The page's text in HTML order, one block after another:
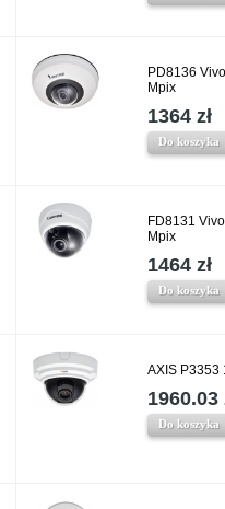
PD8136
Mpix
1364 zł
Do koszyka
FD8131
Mpix
1464 zł
Do koszyka
AXIS P3353
1960.03
Do koszyka